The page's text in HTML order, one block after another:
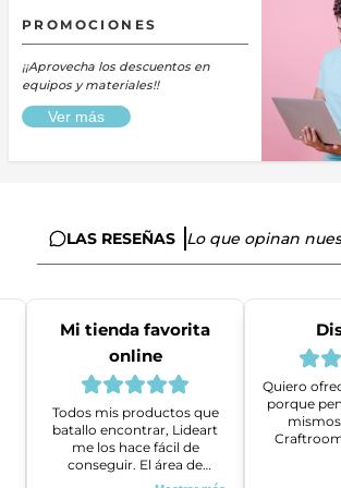
PROMOCIONES
¡¡Aprovecha los descuentos en
equipos y materiales!!
Ver más
LAS RESEÑAS Lo que opinan
Mi tienda favorita
online
Todos mis productos que
batallo encontrar, Lideart
me los hace fácil de
conseguir. El área de
ventas es super amable y
Quiero
porque
amables
gestionar